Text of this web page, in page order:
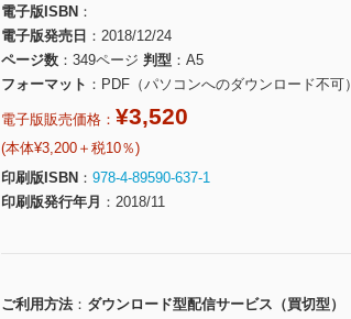
電子版ISBN
電子版発売日
2018/12/24
ページ数
349ページ 判型
A5
フォーマット
PDF（パソコンへのダウンロード不可）
電子版販売価格： ¥3,520
(本体¥3,200＋税10％)
印刷版ISBN
978-4-89590-637-1
印刷版発行年月
2018/11
ご利用方法
ダウンロード型配信サービス（買切型）